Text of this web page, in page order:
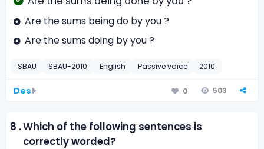
Are the sums being do by you ?
Are the sums doing by you ?
SBAU SBAU-2010 English Passive voice 2010
Des 0 503
8 .Which of the following sentences is
correctly worded?